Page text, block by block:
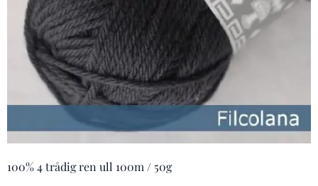
100% 4 trådig ren ull 100m / 50g